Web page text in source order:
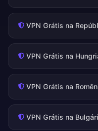
VPN Grátis na
VPN Grátis na
VPN Grátis na
VPN Grátis na